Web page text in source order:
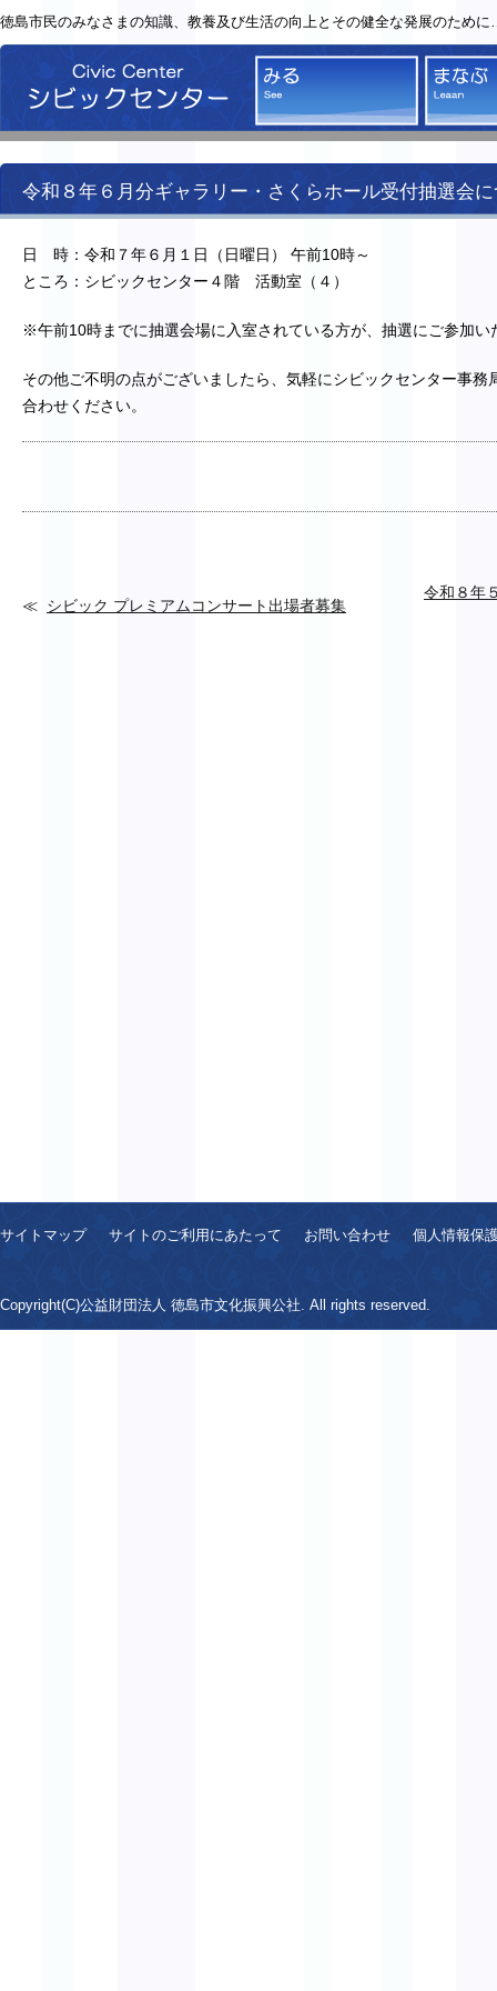
徳島市民のみなさまの知識、教養及び生活の向上とその健全な発展のため
シビックセンター
みる
令和８年６月分ギャラリー・さくらホール受付抽選会
日 時：令和７年６月１日（日曜日） 午前10時～
ところ：シビックセンター４階 活動室（４）
※午前10時までに抽選会場に入室されている方が、抽選にご参加い
その他ご不明の点がございましたら、気軽にシビックセンター事
合わせください。
シビック プレミアムコンサート出場者募集
令和８年
サイトマップ サイトのご利用にあたって お問い合わせ 個人情報保
Copyright(C)公益財団法人 徳島市文化振興公社. All rights reserved.